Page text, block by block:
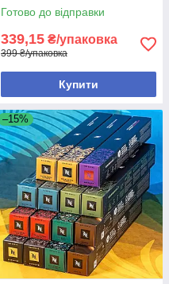
Готово до відправки
339,15 ₴/упаковка
399 ₴/упаковка
Купити
–15%